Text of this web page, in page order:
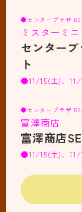
●センタープラザ
ミスターミ
センター
ト
●11/15(土)、11/
●センタープラザ
富澤商店
富澤商店
●11/15(土)、11/